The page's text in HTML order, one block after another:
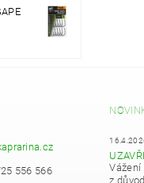
556 566
Vážení
z